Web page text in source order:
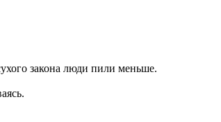
закона люди пили меньше.